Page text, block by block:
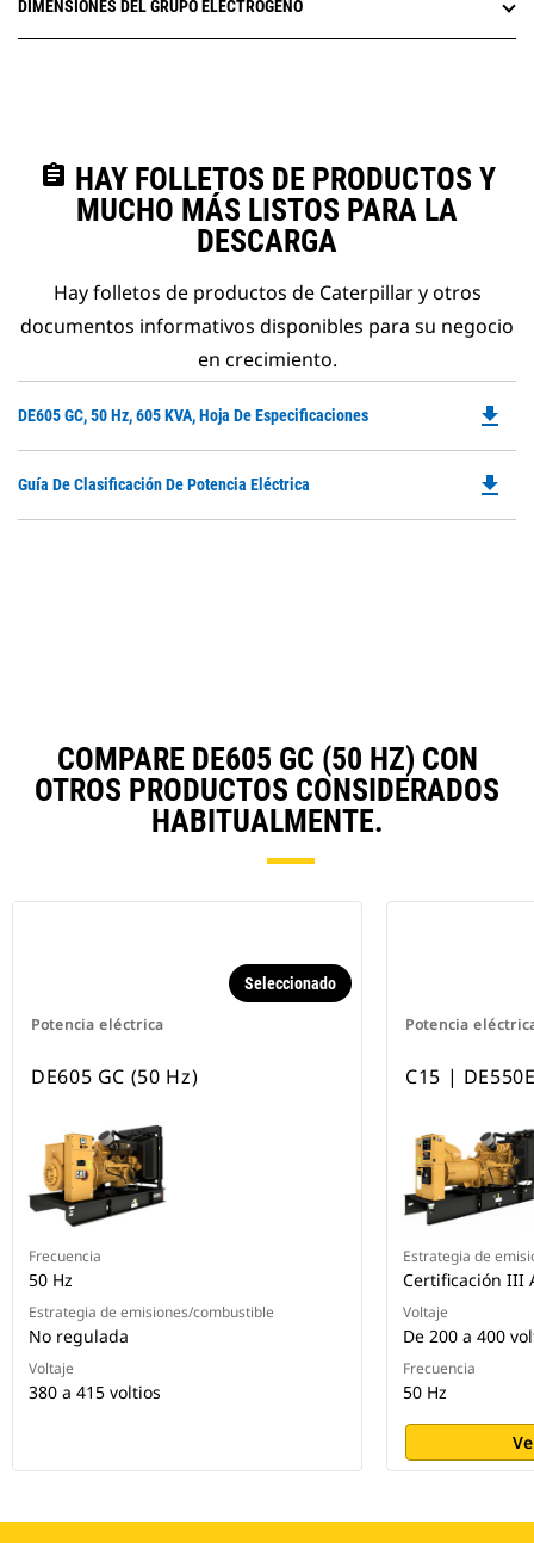
DIMENSIONES DEL GRUPO ELECTRÓGENO
assignment HAY FOLLETOS DE PRODUCTOS Y
MUCHO MÁS LISTOS PARA LA
DESCARGA
Hay folletos de productos de Caterpillar y otros
documentos informativos disponibles para su negocio
en crecimiento.
DE605 GC, 50 Hz, 605 KVA, Hoja De Especificaciones
a
file_download
Guía De Clasificación De Potencia Eléctrica file_download
COMPARE DE605 GC (50 HZ) CON
OTROS PRODUCTOS CONSIDERADOS
HABITUALMENTE.
Potencia eléctrica
Seleccionado
DE605 GC (50 Hz)
Frecuencia
50 Hz
Estrategia de emisiones/combustible
No regulada
Voltaje
380 a 415 voltios
Potencia
C15 |
Estrategia de
Certificación III
Voltaje
De 200 a 400
Frecuencia
50 Hz